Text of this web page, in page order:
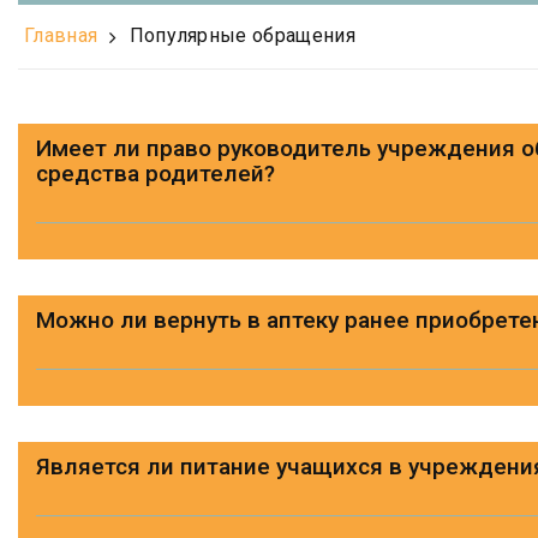
Главная Популярные обращения
Имеет ли право руководитель учреждения
средства родителей?
Можно ли вернуть в аптеку ранее
Является ли питание учащихся в